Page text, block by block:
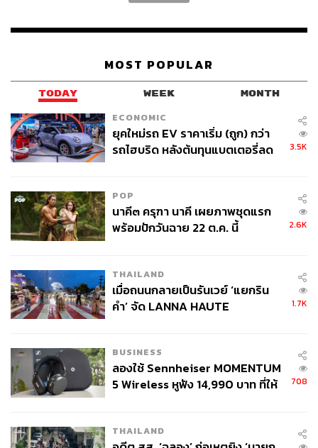
MOST POPULAR
TODAY WEEK MONTH
ECONOMIC
ยุคใหม่รถ EV ราคาเริ่ม (ถูก) กว่า
รถไฮบริด หลังต้นทุนแบตเตอรี่ลด
3.5K
POP
นาคี๓ ครุฑา นาคี เผยภาพชุดแรก
พร้อมปักวันฉาย 22 ต.ค. นี้
2.6K
THAILAND
เมื่อถนนกลายเป็นรันเวย์ ‘แยกริน
คำ’ จัด LANNA HAUTE
1.7K
BUSINESS
ลองใช้ Sennheiser MOMENTUM
5 Wireless หูฟัง 14,990 บาท ที่ให้
708
THAILAND